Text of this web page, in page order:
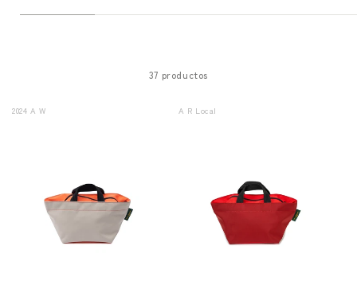
37 productos
2024 A W A R Local